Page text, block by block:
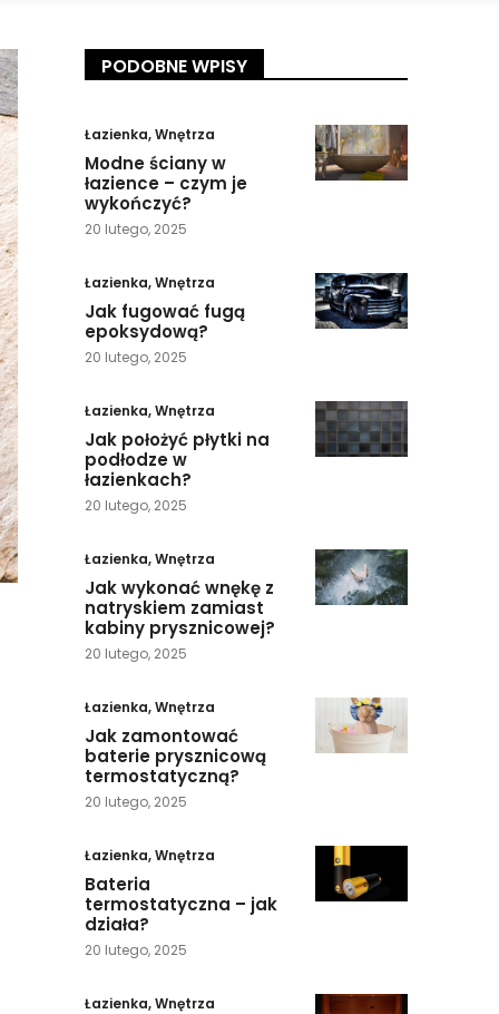
PODOBNE WPISY
Łazienka,Wnętrza
Modne ściany w
łazience – czym je
wykończyć?
20 lutego, 2025
Łazienka,Wnętrza
Jak fugować fugą
epoksydową?
20 lutego, 2025
Łazienka,Wnętrza
Jak położyć płytki na
podłodze w
łazienkach?
20 lutego, 2025
Łazienka,Wnętrza
Jak wykonać wnękę z
natryskiem zamiast
kabiny prysznicowej?
20 lutego, 2025
Łazienka,Wnętrza
Jak zamontować
baterie prysznicową
termostatyczną?
20 lutego, 2025
Łazienka,Wnętrza
Bateria
termostatyczna – jak
działa?
20 lutego, 2025
Łazienka,Wnętrza